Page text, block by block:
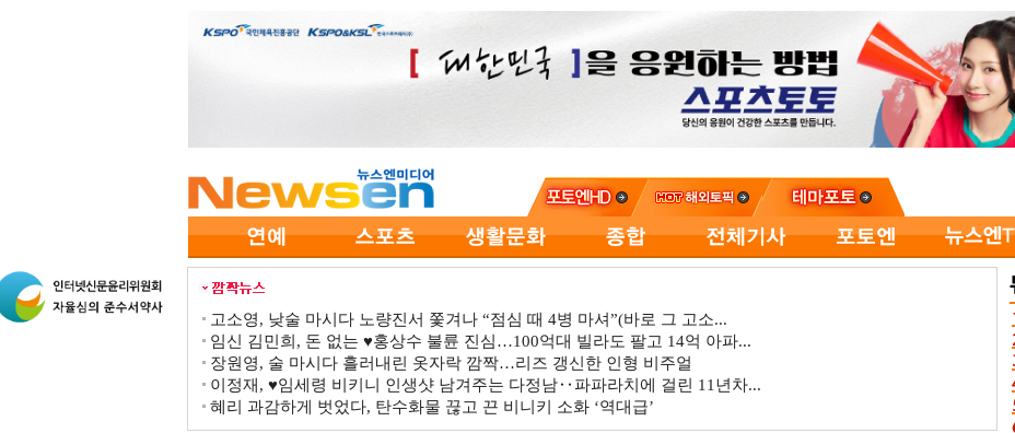
고소영, 낮술 마시다 노량진서 쫓겨나 “점심 때 4병 마셔”(바로 그 고소...
임신 김민희, 돈 없는 ♥홍상수 불륜 진심…100억대 빌라도 팔고 14억 아파...
장원영, 술 마시다 흘러내린 옷자락 깜짝…리즈 갱신한 인형 비주얼
이정재, ♥임세령 비키니 인생샷 남겨주는 다정남‥파파라치에 걸린 11년차...
혜리 과감하게 벗었다, 탄수화물 끊고 끈 비니키 소화 ‘역대급’